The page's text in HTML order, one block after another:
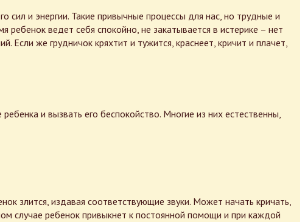
и энергии. Такие привычные процессы для нас, но трудные и
ведет себя спокойно, не закатывается в истерике – нет
же грудничок кряхтит и тужится, краснеет, кричит и плачет,
и вызвать его беспокойство. Многие из них естественны,
злится, издавая соответствующие звуки. Может начать кричать,
случае ребенок привыкнет к постоянной помощи и при каждой